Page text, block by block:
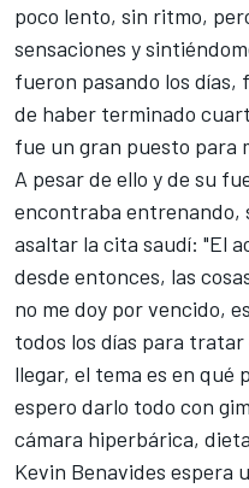
poco lento, sin ritmo,
sensaciones y
fueron pasando los días,
de haber terminado
fue un gran puesto para
A pesar de ello y de su
encontraba entrenando,
asaltar la cita saudí: "El
desde entonces, las
no me doy por vencido,
todos los días para tratar
llegar, el tema es en
espero darlo todo con
cámara hiperbárica,
Kevin Benavides espera